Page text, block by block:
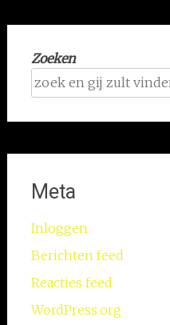
Zoeken
Meta
Inloggen
Berichten feed
Reacties feed
WordPress.org